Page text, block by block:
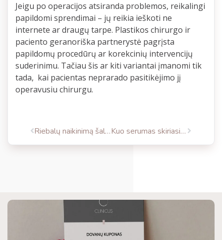
Jeigu po operacijos atsiranda problemos, reikalingi
papildomi sprendimai – jų reikia ieškoti ne
internete ar draugų tarpe. Plastikos chirurgo ir
paciento geranoriška partnerystė pagrįsta
papildomų procedūrų ar korekcinių intervencijų
suderinimu. Tačiau šis ar kiti variantai įmanomi tik
tada, kai pacientas neprarado pasitikėjimo jį
operavusiu chirurgu.
Riebalų naikinimą šalčiu valdo dirbtinis intelektas Kuo serumas skiriasi nuo veido kremo?